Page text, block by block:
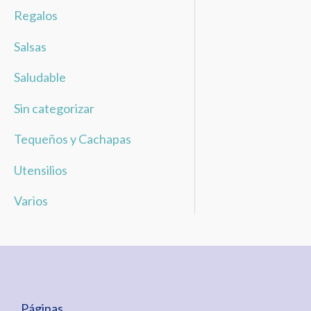
Regalos
Salsas
Saludable
Sin categorizar
Tequeños y Cachapas
Utensilios
Varios